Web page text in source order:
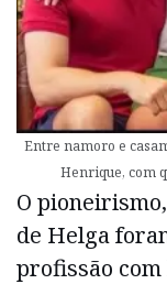
Entre namoro e
Henrique, com
O
de Helga
profissão